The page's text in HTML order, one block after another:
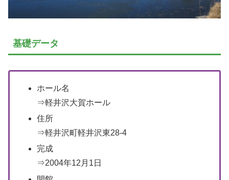
基礎データ
ホール名
⇒軽井沢大賀ホール
住所
⇒軽井沢町軽井沢東28-4
完成
⇒2004年12月1日